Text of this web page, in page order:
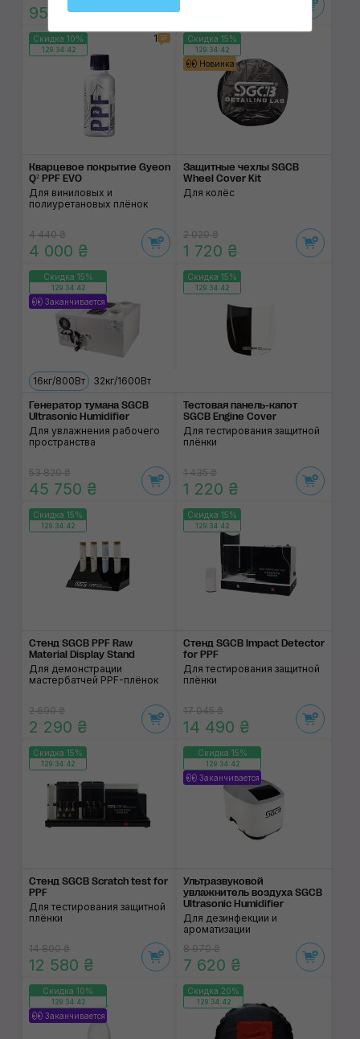
950 ₴
Скидка 10%
129:34:42
1
Кварцевое покрытие Gyeon
Q² PPF EVO
Для виниловых и
полиуретановых плёнок
4 440 ₴
4 000 ₴
Скидка 15%
129:34:42
Новинка
Защитные чехлы SGCB
Wheel Cover Kit
Для колёс
2 020 ₴
1 720 ₴
Скидка 15%
129:34:42
Заканчивается
16кг/800Вт 32кг/1600Вт
Генератор тумана SGCB
Ultrasonic Humidifier
Для увлажнения рабочего
пространства
53 820 ₴
45 750 ₴
Скидка 15%
129:34:42
Тестовая панель-капот
SGCB Engine Cover
Для тестирования защитной
плёнки
1 435 ₴
1 220 ₴
Скидка 15%
129:34:42
Стенд SGCB PPF Raw
Material Display Stand
Для демонстрации
мастербатчей PPF-плёнок
2 690 ₴
2 290 ₴
Скидка 15%
129:34:42
Стенд SGCB Impact Detector
for PPF
Для тестирования защитной
плёнки
17 045 ₴
14 490 ₴
Скидка 15%
129:34:42
Стенд SGCB Scratch test for
PPF
Для тестирования защитной
плёнки
14 800 ₴
12 580 ₴
Скидка 15%
129:34:42
Заканчивается
Ультразвуковой
увлажнитель воздуха SGCB
Ultrasonic Humidifier
Для дезинфекции и
ароматизации
8 970 ₴
7 620 ₴
Скидка 10%
129:34:42
Заканчивается
Скидка 20%
129:34:42